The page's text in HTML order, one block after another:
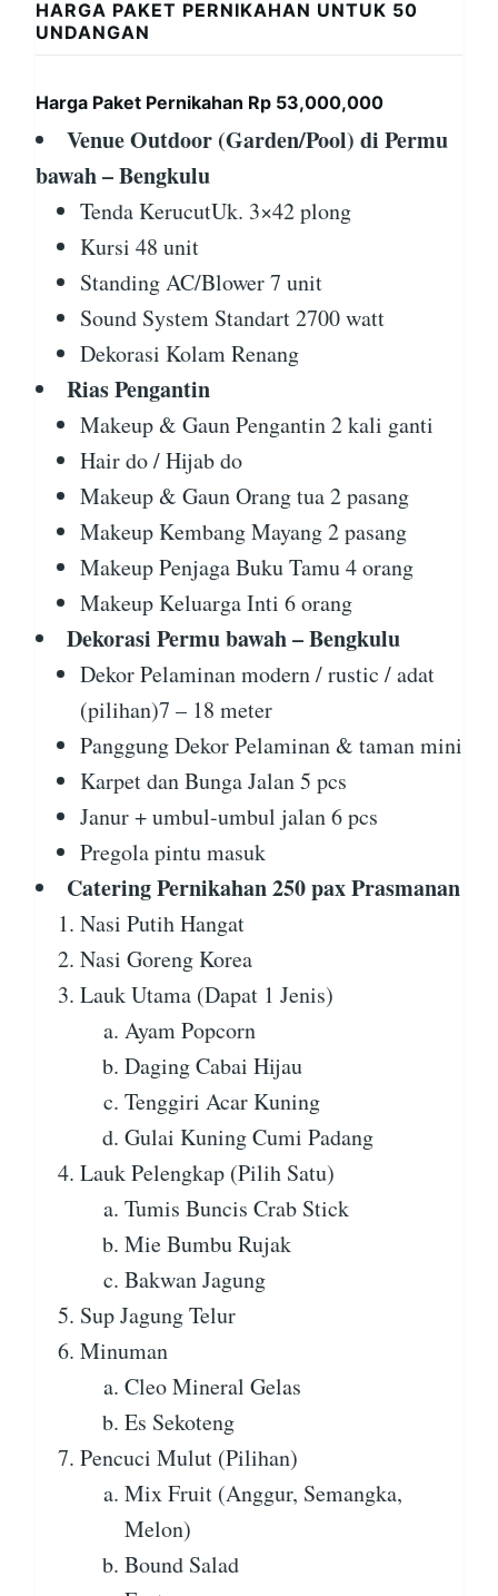
HARGA PAKET PERNIKAHAN UNTUK 50
UNDANGAN
Harga Paket Pernikahan Rp 53,000,000
Venue Outdoor (Garden/Pool) di Permu
bawah – Bengkulu
Tenda KerucutUk. 3×42 plong
Kursi 48 unit
Standing AC/Blower 7 unit
Sound System Standart 2700 watt
Dekorasi Kolam Renang
Rias Pengantin
Makeup & Gaun Pengantin 2 kali ganti
Hair do / Hijab do
Makeup & Gaun Orang tua 2 pasang
Makeup Kembang Mayang 2 pasang
Makeup Penjaga Buku Tamu 4 orang
Makeup Keluarga Inti 6 orang
Dekorasi Permu bawah – Bengkulu
Dekor Pelaminan modern / rustic / adat
(pilihan)7 – 18 meter
Panggung Dekor Pelaminan & taman mini
Karpet dan Bunga Jalan 5 pcs
Janur + umbul-umbul jalan 6 pcs
Pregola pintu masuk
Catering Pernikahan 250 pax Prasmanan
Nasi Putih Hangat
Nasi Goreng Korea
Lauk Utama (Dapat 1 Jenis)
Ayam Popcorn
Daging Cabai Hijau
Tenggiri Acar Kuning
Gulai Kuning Cumi Padang
Lauk Pelengkap (Pilih Satu)
Tumis Buncis Crab Stick
Mie Bumbu Rujak
Bakwan Jagung
Sup Jagung Telur
Minuman
Cleo Mineral Gelas
Es Sekoteng
Pencuci Mulut (Pilihan)
Mix Fruit (Anggur, Semangka,
Melon)
Bound Salad